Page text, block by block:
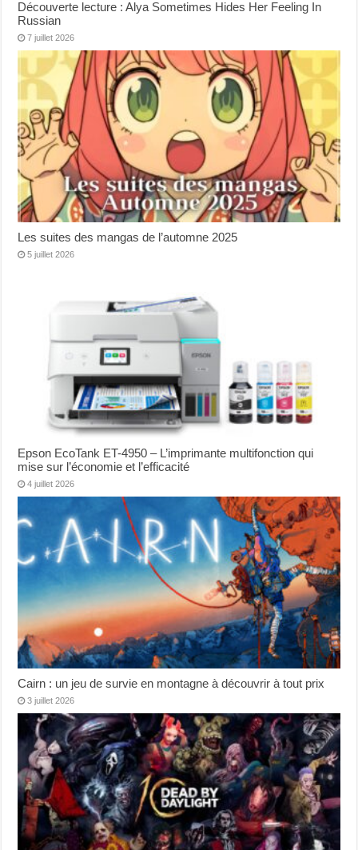
Découverte lecture : Alya Sometimes Hides Her Feeling In
Russian
7 juillet 2026
Les suites des mangas de l’automne 2025
5 juillet 2026
Epson EcoTank ET-4950 – L’imprimante multifonction qui
mise sur l’économie et l’efficacité
4 juillet 2026
Cairn : un jeu de survie en montagne à découvrir à tout prix
3 juillet 2026